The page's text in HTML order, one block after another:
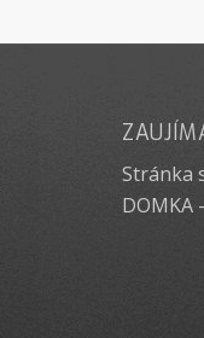
Stránka
DOMKA